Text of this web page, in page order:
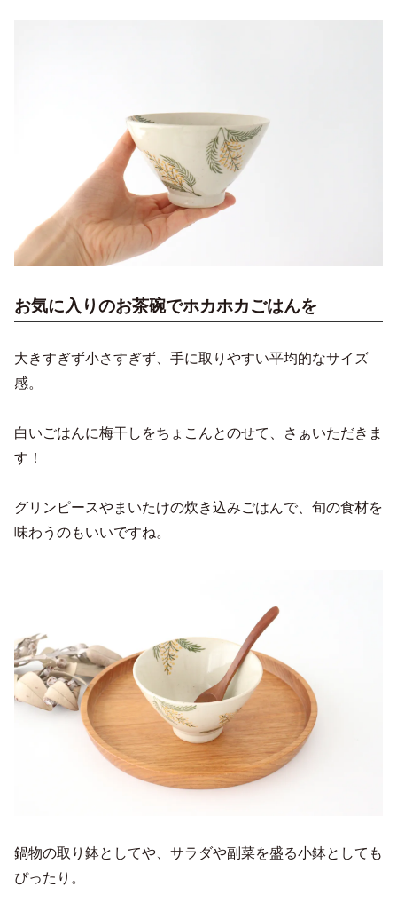
お気に入りのお茶碗でホカホカごはんを
大きすぎず小さすぎず、手に取りやすい平均的なサイズ
感。
白いごはんに梅干しをちょこんとのせて、さぁいただきま
す！
グリンピースやまいたけの炊き込みごはんで、旬の食材を
味わうのもいいですね。
鍋物の取り鉢としてや、サラダや副菜を盛る小鉢としても
ぴったり。